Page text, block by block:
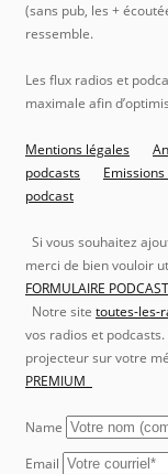
(sans pub, les +
ressemble.
Les flux radios et
maximale afin
Mentions légales
podcasts
podcast
Si vous souhaitez
merci de bien vouloir
FORMULAIRE PODCAST
Notre site toutes-les-
vos radios et
projecteur sur votre
PREMIUM
Name
Email